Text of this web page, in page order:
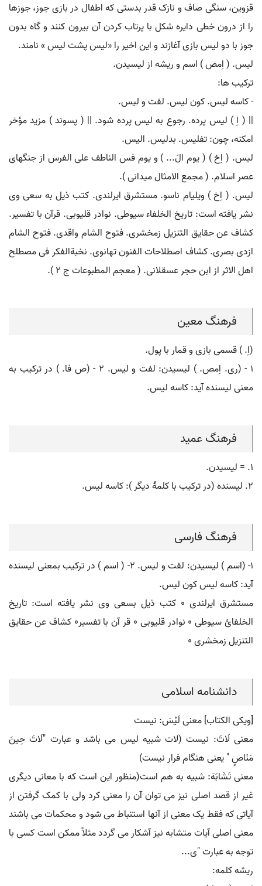
قزوین، سنگی صاف و نازک قدر بدستی که اطفال در بازی جوز، جوزها
را از درون خطی دایره شکل با پرتاب کردن آن بیرون کنند و گاه بدون
جوز با دو لیس بازی آغازند و این اخیر را «لیس پشت لیس » نامند.
لیس. ( اِمص ) اسم و ریشه از لیسیدن.
ترکیب ها:
- کاسه لیس. کون لیس. لفت و لیس.
|| ( اِ ) لیس پرده. رجوع به لیس پرده شود. || ( پسوند ) مزید مؤخر
امکنه، چون: تفلیس. بدلیس. الیس.
لیس. ( اِخ ) ( یوم الَ... ) و یوم فس الناطف علی الفرس از جنگهای
عصر اسلام. ( مجمع الامثال میدانی ).
لیس. ( اِخ ) ویلیام ناسو. مستشرق ایرلندی. کتب ذیل به سعی وی
نشر یافته است: تاریخ الخلفاء سیوطی. نوادر قلیوبی. قرآن با تفسیر.
کشاف عن حقایق التنزیل زمخشری. فتوح الشام واقدی. فتوح الشام
ازدی بصری. کشاف اصطلاحات الفنون تهانوی. نخبةالفکر فی مصطلح
اهل الاثر از ابن حجر عسقلانی. ( معجم المطبوعات ج 2 ).
فرهنگ معین
(اِ. ) قسمی بازی و قمار با پول.
۱ - (ری. اِمص. ) لیسیدن: لفت و لیس. ۲ - (ص فا. ) در ترکیب به
معنی لیسنده آید: کاسه لیس.
فرهنگ عمید
۱. = لیسیدن.
۲. لیسنده (در ترکیب با کلمۀ دیگر ): کاسه لیس.
فرهنگ فارسی
۱- (اسم ) لیسیدن: لفت و لیس. ۲- ( اسم ) در ترکیب بمعنی لیسنده
آید: کاسه لیس کون لیس.
مستشرق ایرلندی ٠ کتب ذیل بسعی وی نشر یافته است: تاریخ
الخلفائ سیوطی ٠ نوادر قلیوبی ٠ قر آن با تفسیر٠ کشاف عن حقایق
التنزیل زمخشری ٠
دانشنامه اسلامی
[ویکی الکتاب] معنی لَیْسَ: نیست
معنی لَاتَ: نیست (لات شبیه لیس می باشد و عبارت "لَاتَ حِینَ
مَنَاصٍ " یعنی هنگام فرار نیست)
معنی تَشَابَهَ: شبیه به هم است(منظور این است که با معانی دیگری
غیر از قصد اصلی نیز می توان آن را معنی کرد ولی با کمک گرفتن از
آیاتی که فقط یک معنی از آنها استنباط می شود و محکمات می باشند
معنی اصلی آیات متشابه نیز آشکار می گردد مثلاً ممکن است کسی با
توجه به عبارت "ی...
ریشه کلمه: